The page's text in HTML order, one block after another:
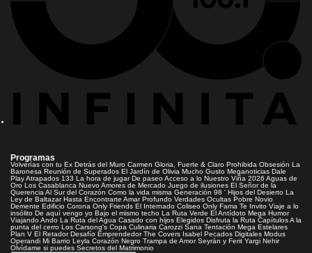
Programas
Volverías con tu Ex Detrás del Muro Carmen Gloria, Fuerte & Claro Prohibida Obsesión La
Baronesa Reunión de Superados El Jardín de Olivia Mucho Gusto Meganoticias Dale
PlayAtrapados 133 La hora de jugar De paseoAcceso a lo Nuestro Viña 2026 Aguas de
Oro Los Casablanca Nuevo Amores de Mercado Juego de ilusiones El Señor de la
Querencia Al Sur del Corazón Como la vida misma Generación 98 ' Hijos del Desierto La
Ley de Baltazar Hasta Encontrarte Amar Profundo Verdades Ocultas Pobre Novio
Demente Edificio Corona Only Friends El Internado Coliseo Only Fama Te Invito Viaje a lo
insólito De aquí vengo yo Bajo el mismo techo La Ruta Verde El Antídoto Mega Humor
Viajando Ando La Ruta del Agua Casado con hijos Elegidos Disfruta la Ruta CapítulosA la
punta del cerro Los Carsong's Copa Culinaria Carozzi Sana Tentación Mega Estelares
Plan V El Retador Desafío Emprendedor The Covers Isabel Pecados Digitales Modus
Operandi Mi Barrio Leyla Corazón Negro Trampa de Amor Seyrán y Ferit Yargi Nehir
Olvídame si puedes Secretos del Matrimonio